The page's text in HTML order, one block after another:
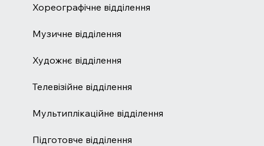
Хореографічне відділення
Музичне відділення
Художнє відділення
Телевізійне відділення
Мультиплікаційне відділення
Підготовче відділення